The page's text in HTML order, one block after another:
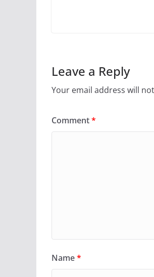
Leave a Reply
Your email address will
Comment*
Name*